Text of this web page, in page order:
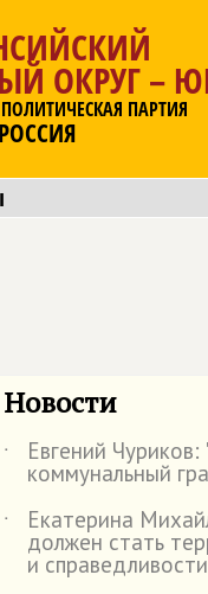
ОКРУГ –
ПАРТИЯ
Новости
˙ Евгений
коммунальный
˙
Екатерина
должен стать
и